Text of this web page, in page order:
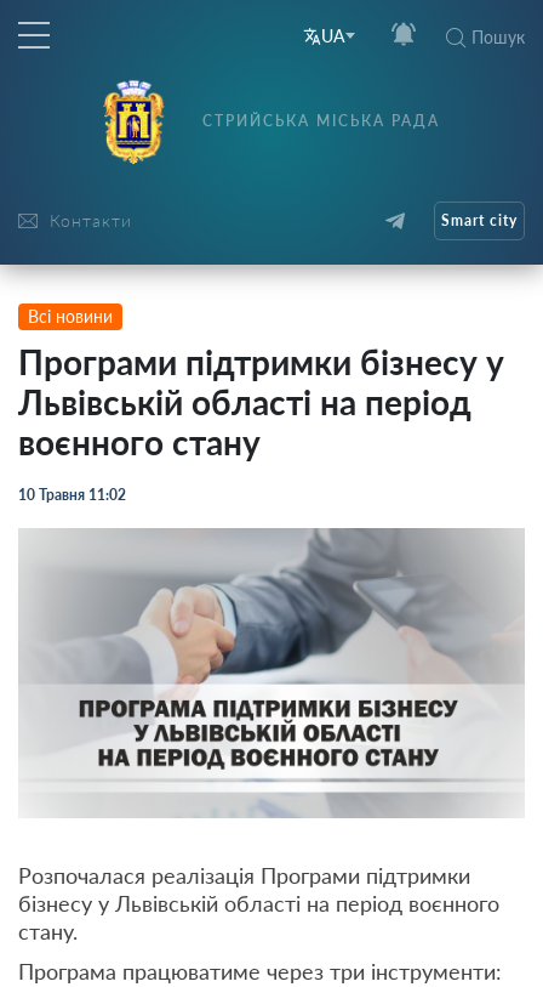
UA Пошук
Контакти
СТРИЙСЬКА МІСЬКА РАДА
Smart city
Всі новини
Програми підтримки бізнесу у
Львівській області на період
воєнного стану
10 Травня 11:02
Розпочалася реалізація Програми підтримки
бізнесу у Львівській області на період воєнного
стану.
Програма працюватиме через три інструменти: